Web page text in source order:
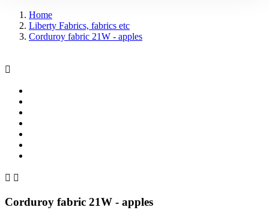
Home
Liberty Fabrics, fabrics etc
Corduroy fabric 21W - apples

 
Corduroy fabric 21W - apples